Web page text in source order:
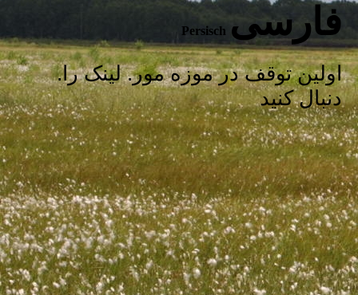
Persisch فارسی
.اولین توقف در موزه مور. لینک را
دنبال کنید